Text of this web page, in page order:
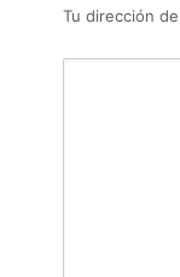
Tu dirección